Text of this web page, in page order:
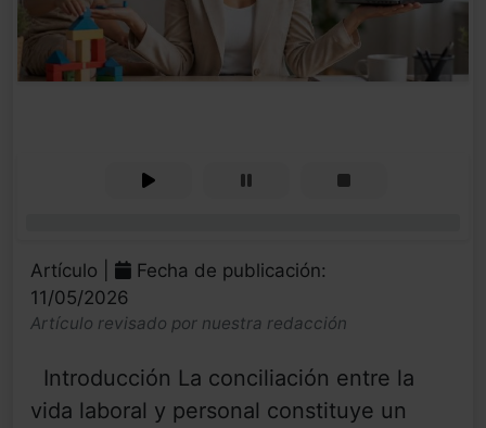
Artículo |
Fecha de publicación:
11/05/2026
Artículo revisado por nuestra redacción
Introducción La conciliación entre la
vida laboral y personal constituye un